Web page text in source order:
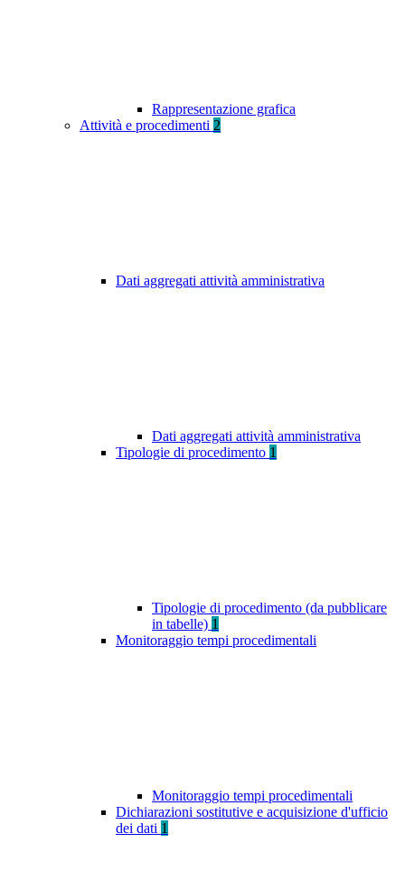
Rappresentazione grafica
Attività e procedimenti 2
Dati aggregati attività amministrativa
Dati aggregati attività amministrativa
Tipologie di procedimento 1
Tipologie di procedimento (da pubblicare
in tabelle) 1
Monitoraggio tempi procedimentali
Monitoraggio tempi procedimentali
Dichiarazioni sostitutive e acquisizione d'ufficio
dei dati 1